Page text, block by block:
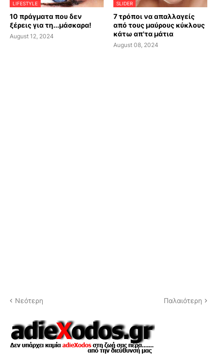
LIFESTYLE
10 πράγματα που δεν
ξέρεις για τη...μάσκαρα!
August 12, 2024
SLIDER
7 τρόποι να απαλλαγείς
από τους μαύρους κύκλους
κάτω απ'τα μάτια
August 08, 2024
Νεότερη Παλαιότερη